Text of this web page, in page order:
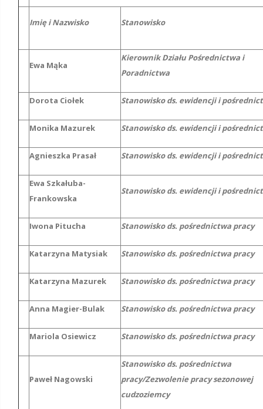
Imię i Nazwisko Stanowisko
Ewa Mąka
Kierownik Działu Pośrednictwa i
Poradnictwa
Dorota Ciołek Stanowisko ds. ewidencji i
Monika Mazurek Stanowisko ds. ewidencji i
Agnieszka Prasał Stanowisko ds. ewidencji i
Ewa Szkałuba-
Frankowska
Stanowisko ds. ewidencji i
Iwona Pitucha Stanowisko ds. pośrednictwa pracy
Katarzyna Matysiak Stanowisko ds. pośrednictwa pracy
Katarzyna Mazurek Stanowisko ds. pośrednictwa pracy
Anna Magier-Bulak Stanowisko ds. pośrednictwa pracy
Mariola Osiewicz Stanowisko ds. pośrednictwa pracy
Paweł Nagowski
Stanowisko ds. pośrednictwa
pracy/Zezwolenie pracy sezonowej
cudzoziemcy